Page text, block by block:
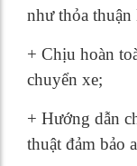
như thỏa
+ Chịu hoàn
chuyển xe;
+ Hướng dẫn
thuật đảm bảo